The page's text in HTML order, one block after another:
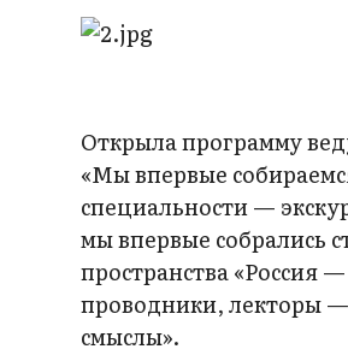
Открыла программу
«Мы впервые
специальности —
мы впервые собрались
пространства «Россия
проводники, лекторы —
смыслы».